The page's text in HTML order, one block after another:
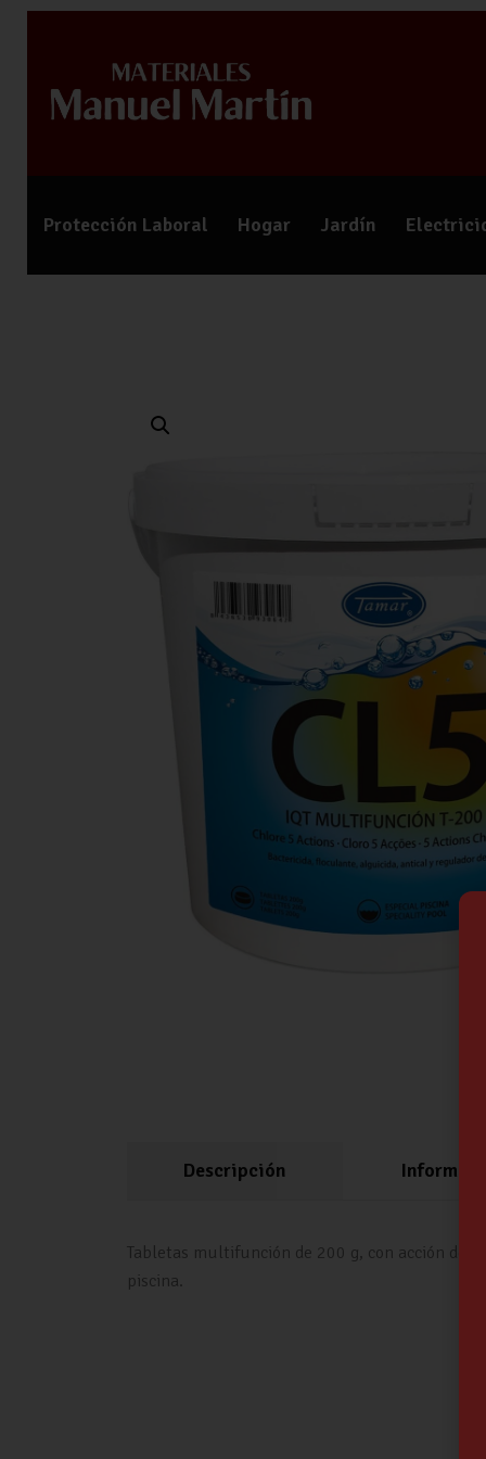
Protección Laboral Hogar Jardín
Descripción
Tabletas multifunción de 200 g, con acción
piscina.